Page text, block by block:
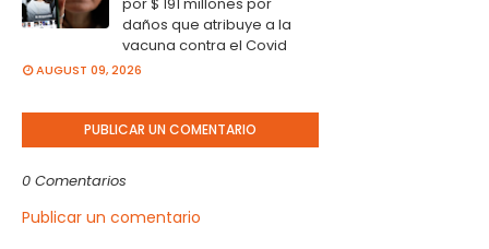
daños que atribuye a la
vacuna contra el Covid
AUGUST 09, 2026
PUBLICAR UN COMENTARIO
0 Comentarios
Publicar un comentario